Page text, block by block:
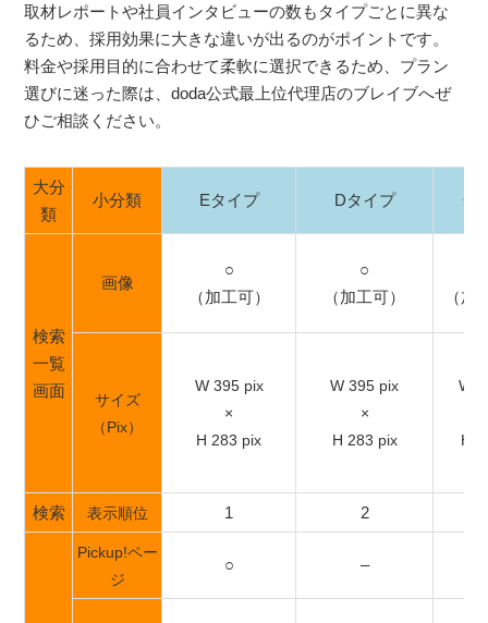
取材レポートや社員インタビューの数もタイプごとに異な
るため、採用効果に大きな違いが出るのがポイントです。
料金や採用目的に合わせて柔軟に選択できるため、プラン
選びに迷った際は、doda公式最上位代理店のブレイブへぜ
ひご相談ください。
大分
類
小分類 Eタイプ Dタイプ C
検索
一覧
画面
画像
○
（加工可）
○
（加工可）
（加
サイズ
（Pix）
W 395 pix
×
H 283 pix
W 395 pix
×
H 283 pix
W
H
検索 表示順位 1 2
Pickup!ペー
ジ
○ –